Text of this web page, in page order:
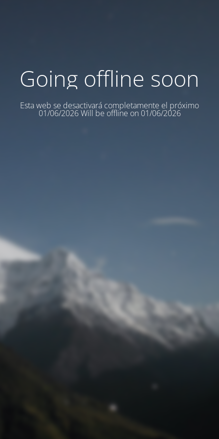
Going offline soon
Esta web se desactivará completamente el próximo
01/06/2026 Will be offline on 01/06/2026